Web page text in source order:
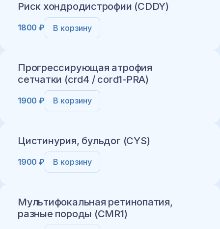
Риск хондродистрофии (CDDY)
Добавить в корзину
1800 ₽ В корзину
Прогрессирующая атрофия
сетчатки (crd4 / cord1-PRA)
1900 ₽ В корзину
Цистинурия, бульдог (CYS)
1900 ₽ В корзину
Мультифокальная ретинопатия,
разные породы (CMR1)